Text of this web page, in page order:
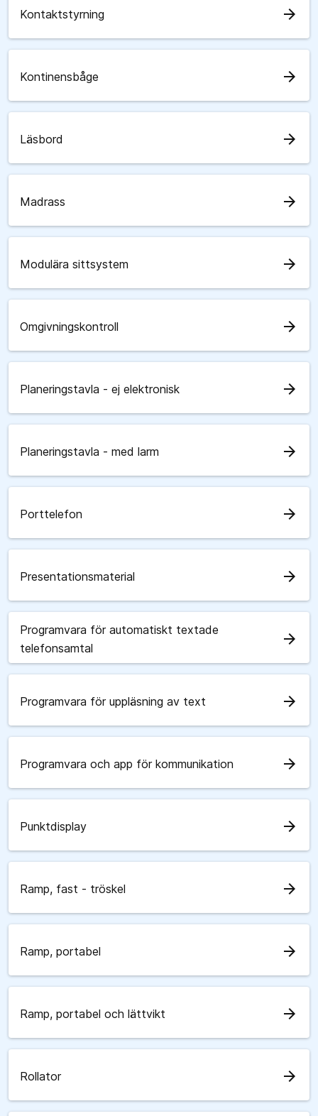
Kontaktstyrning arrow_forward
Kontinensbåge arrow_forward
Läsbord arrow_forward
Madrass arrow_forward
Modulära sittsystem arrow_forward
Omgivningskontroll arrow_forward
Planeringstavla - ej elektronisk arrow_forward
Planeringstavla - med larm arrow_forward
Porttelefon arrow_forward
Presentationsmaterial arrow_forward
Programvara för automatiskt textade
telefonsamtal
arrow_forward
Programvara för uppläsning av text arrow_forward
Programvara och app för kommunikation arrow_forward
Punktdisplay arrow_forward
Ramp, fast - tröskel arrow_forward
Ramp, portabel arrow_forward
Ramp, portabel och lättvikt arrow_forward
Rollator arrow_forward